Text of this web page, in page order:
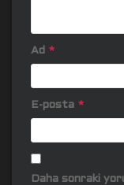
Ad *
E-posta *
Daha sonraki